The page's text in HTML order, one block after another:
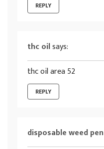
REPLY
thc oilsays:
thc oil area 52
REPLY
disposable weed pen